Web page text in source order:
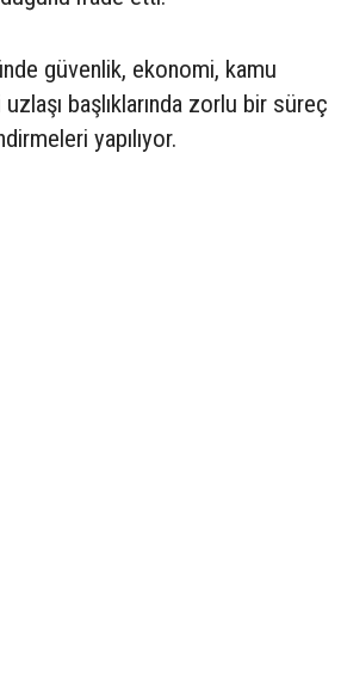
güvenlik, ekonomi, kamu
başlıklarında zorlu bir süreç
yapılıyor.